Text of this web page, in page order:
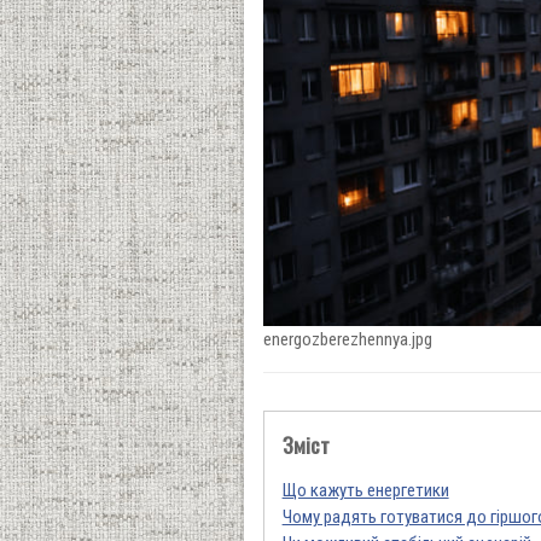
energozberezhennya.jpg
Зміст
Що кажуть енергетики
Чому радять готуватися до